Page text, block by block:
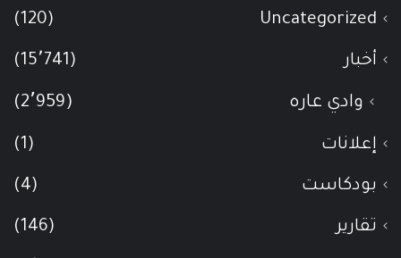
Uncategorized
(120)
أخبار (15٬741)
وادي عاره (2٬959)
إعلانات (1)
بودكاست (4)
تقارير (146)